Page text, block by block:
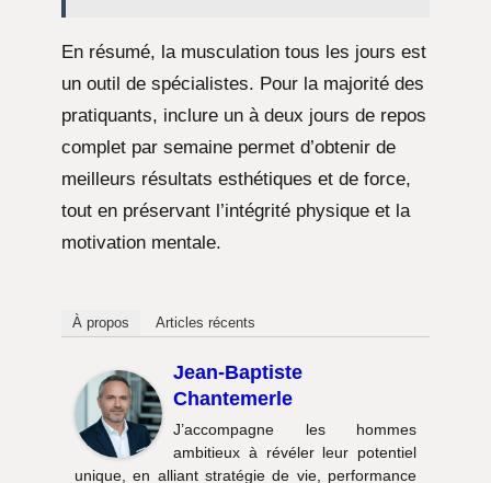
En résumé, la musculation tous les jours est
un outil de spécialistes. Pour la majorité des
pratiquants, inclure un à deux jours de repos
complet par semaine permet d’obtenir de
meilleurs résultats esthétiques et de force,
tout en préservant l’intégrité physique et la
motivation mentale.
À propos Articles récents
Jean-Baptiste
Chantemerle
J’accompagne les hommes
ambitieux à révéler leur potentiel
unique, en alliant stratégie de vie, performance